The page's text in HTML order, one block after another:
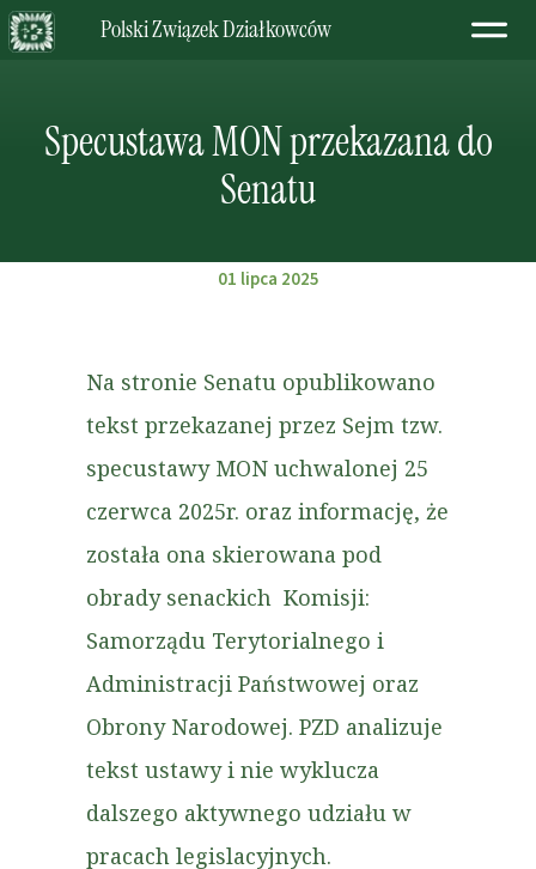
Polski Związek Działkowców
Specustawa MON przekazana do
Senatu
01 lipca 2025
Na stronie Senatu opublikowano
tekst przekazanej przez Sejm tzw.
specustawy MON uchwalonej 25
czerwca 2025r. oraz informację, że
została ona skierowana pod
obrady senackich Komisji:
Samorządu Terytorialnego i
Administracji Państwowej oraz
Obrony Narodowej. PZD analizuje
tekst ustawy i nie wyklucza
dalszego aktywnego udziału w
pracach legislacyjnych.